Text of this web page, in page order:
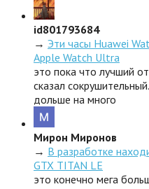
id801793684
→ Эти часы Huawei
Apple Watch Ultra
это пока что лучший
сказал
дольше на много
Мирон Миронов
→ В разработке
GTX TITAN LE
это конечно мега